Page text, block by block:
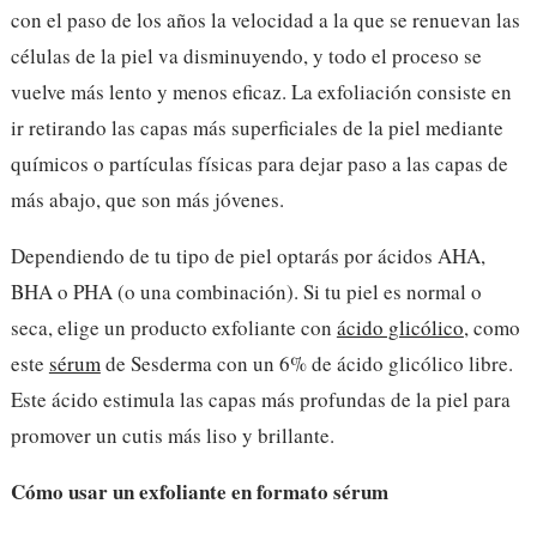
con el paso de los años la velocidad a la que se renuevan las
células de la piel va disminuyendo, y todo el proceso se
vuelve más lento y menos eficaz. La exfoliación consiste en
ir retirando las capas más superficiales de la piel mediante
químicos o partículas físicas para dejar paso a las capas de
más abajo, que son más jóvenes.
Dependiendo de tu tipo de piel optarás por ácidos AHA,
BHA o PHA (o una combinación). Si tu piel es normal o
seca, elige un producto exfoliante con ácido glicólico, como
este sérumde Sesderma con un 6% de ácido glicólico libre.
Este ácido estimula las capas más profundas de la piel para
promover un cutis más liso y brillante.
Cómo usar un exfoliante en formato sérum